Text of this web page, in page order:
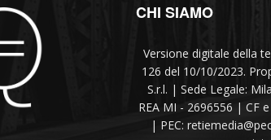
CHI SIAMO
Versione digitale della
126 del 10/10/2023.
S.r.l. | Sede Legale:
REA MI - 2696556 | CF
| PEC: